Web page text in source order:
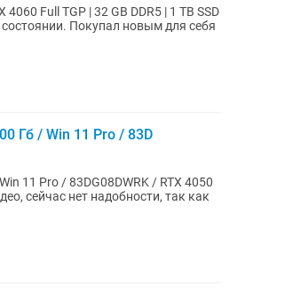
Full TGP | 32 GB DDR5 | 1 TB SSD
Покупал новым для себя
Гб / Win 11 Pro / 83D
11 Pro / 83DG08DWRK / RTX 4050
сейчас нет надобности, так как